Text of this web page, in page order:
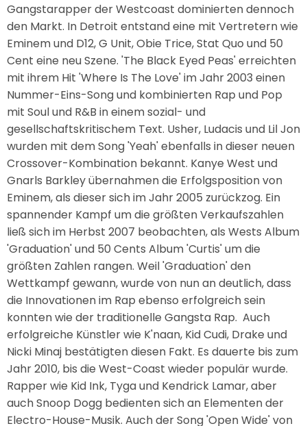
Gangstarapper der Westcoast dominierten dennoch
den Markt. In Detroit entstand eine mit Vertretern wie
Eminem und D12, G Unit, Obie Trice, Stat Quo und 50
Cent eine neu Szene. 'The Black Eyed Peas' erreichten
mit ihrem Hit 'Where Is The Love' im Jahr 2003 einen
Nummer-Eins-Song und kombinierten Rap und Pop
mit Soul und R&B in einem sozial- und
gesellschaftskritischem Text. Usher, Ludacis und Lil Jon
wurden mit dem Song 'Yeah' ebenfalls in dieser neuen
Crossover-Kombination bekannt. Kanye West und
Gnarls Barkley übernahmen die Erfolgsposition von
Eminem, als dieser sich im Jahr 2005 zurückzog. Ein
spannender Kampf um die größten Verkaufszahlen
ließ sich im Herbst 2007 beobachten, als Wests Album
'Graduation' und 50 Cents Album 'Curtis' um die
größten Zahlen rangen. Weil 'Graduation' den
Wettkampf gewann, wurde von nun an deutlich, dass
die Innovationen im Rap ebenso erfolgreich sein
konnten wie der traditionelle Gangsta Rap. Auch
erfolgreiche Künstler wie K'naan, Kid Cudi, Drake und
Nicki Minaj bestätigten diesen Fakt. Es dauerte bis zum
Jahr 2010, bis die West-Coast wieder populär wurde.
Rapper wie Kid Ink, Tyga und Kendrick Lamar, aber
auch Snoop Dogg bedienten sich an Elementen der
Electro-House-Musik. Auch der Song 'Open Wide' von